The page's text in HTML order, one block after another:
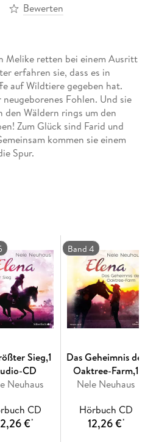
Bewerten
Melike retten bei einem Ausritt
erfahren sie, dass es in
auf Wildtiere gegeben hat.
Fohlen. Und sie
Wäldern rings um den
Zum Glück sind Farid und
kommen sie einem
Spur.
Sieg,1
CD
Neuhaus
CD
€*
Band 4
Das Geheimnis
Oaktree-Farm,1
Audio-CD
Nele Neuhaus
Hörbuch CD
12,26 €*